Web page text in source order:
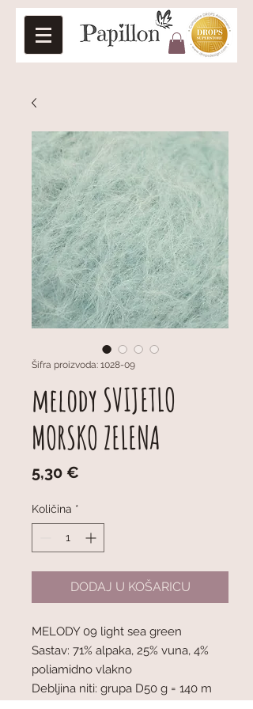
Šifra proizvoda: 1028-09
melody SVIJETLO
MORSKO ZELENA
5,30 €
Količina *
DODAJ U KOŠARICU
MELODY 09 light sea green
Sastav: 71% alpaka, 25% vuna, 4%
poliamidno vlakno
Debljina niti: grupa D50 g = 140 m